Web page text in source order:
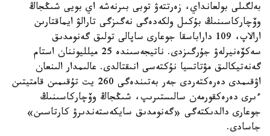
بەلگىلى بولعانداي، زەرتتەۋ توبى بىرنەشە اي بويى شىڭجاڭ
وۆچاركاسىنىڭ بۇكىل ولكەدەگى نەگىزگى تارالۋ ايماقتارىن
ارالاپ، 109 داراباسقا جوعارى ساپالى تولىق گەنومدىق
سەكۆەنيرلەۋ جۇرگىزدى. ناتيجەسىندە 25 ميلليوننان استام
گەنەتيكالىق مۋتاتسيا نۇكتەسى انىقتالدى. عالىمدار الىنعان
اۋقىمدى دەرەكتەردى جەر بەتىندەگى 260 يت تۇقىمىن قامتيتىن
ءىرى دەرەكقورمەن سالىستىرىپ، شىڭجاڭ وۆچاركاسىنىڭ
جوعارى دالدىكتەگى «گەنومدىق سايكەستەندىرۋ كارتاسىن»
جاسادى.